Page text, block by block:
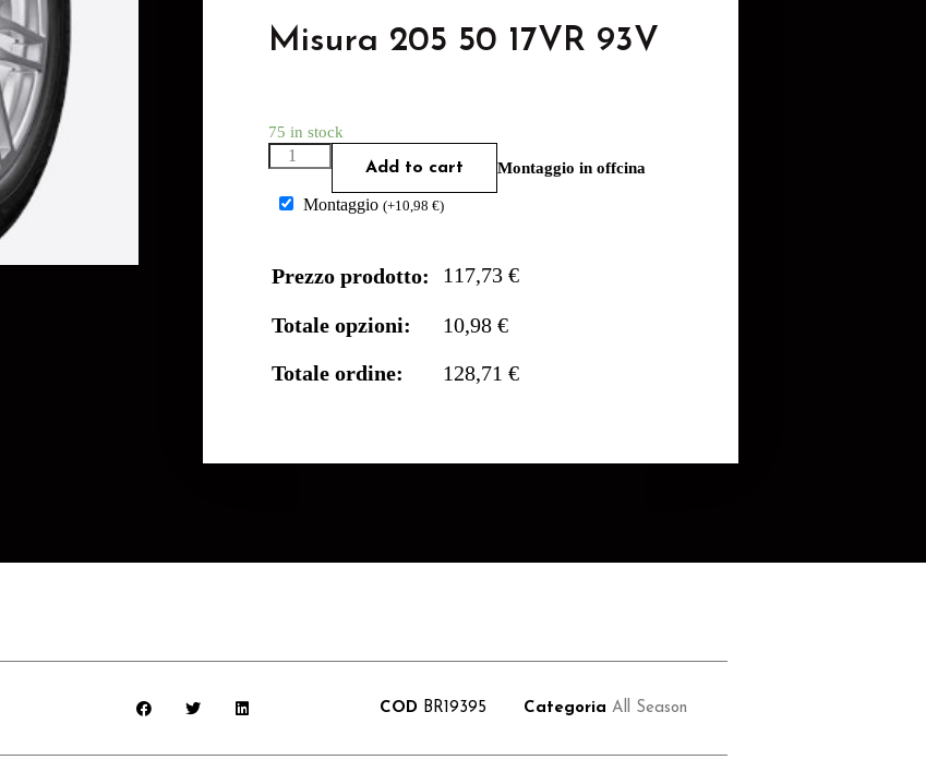
Misura 205 50 17VR 93V
75 in stock
Add to cart Montaggio in offcina
Montaggio (+10,98 €)
Prezzo prodotto: 117,73 €
Totale opzioni:
10,98 €
Totale ordine:
128,71 €
COD BR19395 Categoria All Season